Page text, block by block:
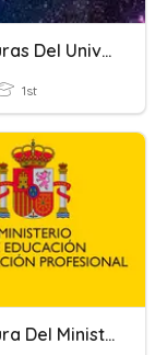
Estructuras Del Universo
1st
Estructura Del Ministerio Con RD 498/2020